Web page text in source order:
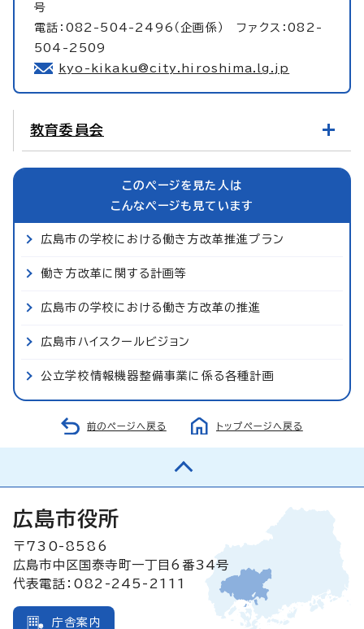
号
電話：082-504-2496（企画係） ファクス：082-
504-2509
kyo-kikaku@city.hiroshima.lg.jp
教育委員会
このページを見た人は
こんなページも見ています
広島市の学校における働き方改革推進プラン
働き方改革に関する計画等
広島市の学校における働き方改革の推進
広島市ハイスクールビジョン
公立学校情報機器整備事業に係る各種計画
前のページへ戻る トップページへ戻る
広島市役所
〒730-8586
広島市中区国泰寺町一丁目6番34号
代表電話：082-245-2111
庁舎案内